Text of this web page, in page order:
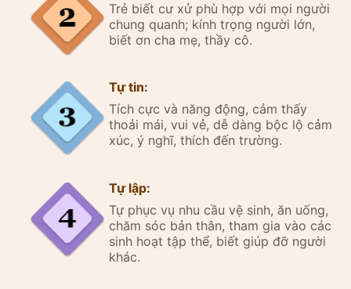
Trẻ biết cư xử phù hợp với mọi người
chung quanh; kính trọng người lớn,
biết ơn cha mẹ, thầy cô.
Tự tin:
Tích cực và năng động, cảm thấy
thoải mái, vui vẻ, dễ dàng bộc lộ cảm
xúc, ý nghĩ, thích đến trường.
Tự lập:
Tự phục vụ nhu cầu vệ sinh, ăn uống,
chăm sóc bản thân, tham gia vào các
sinh hoạt tập thể, biết giúp đỡ người
khác.